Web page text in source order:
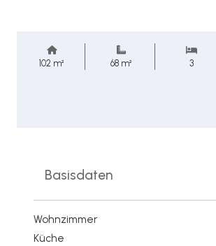
102 m² 68 m² 3
Basisdaten
Wohnzimmer
Küche